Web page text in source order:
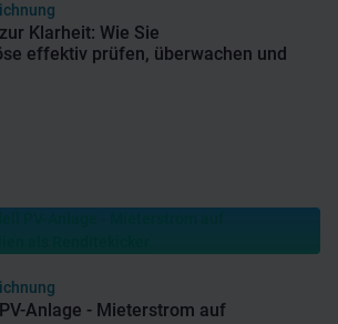
Klarheit: Wie Sie
effektiv prüfen, überwachen und
Anlage - Mieterstrom auf